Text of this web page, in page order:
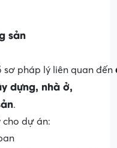
sản
sơ pháp lý liên quan đến
dựng, nhà ở,
.
cho dự án: